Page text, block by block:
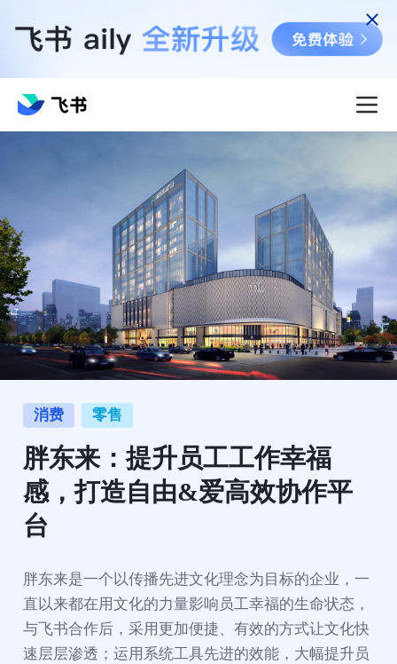
消费 零售
胖东来：提升员工工作幸福
感，打造自由&爱高效协作平
台
胖东来是一个以传播先进文化理念为目标的企业，一
直以来都在用文化的力量影响员工幸福的生命状态，
与飞书合作后，采用更加便捷、有效的方式让文化快
速层层渗透；运用系统工具先进的效能，大幅提升员